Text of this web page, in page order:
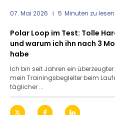
07. Mai 2026 5 Minuten zu lesen
Polar Loop im Test: Tolle
und warum ich ihn nach 3
habe
Ich bin seit Jahren ein
mein Trainingsbegleiter beim
täglicher ...